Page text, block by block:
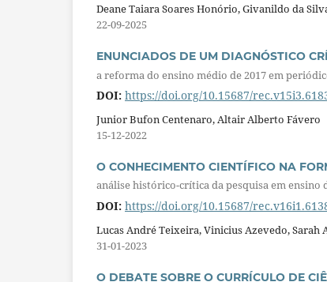
Deane Taiara Soares Honório, Givanildo da
22-09-2025
ENUNCIADOS DE UM DIAGNÓSTICO
a reforma do ensino médio de 2017 em
DOI: https://doi.org/10.15687/
Junior Bufon Centenaro, Altair Alberto Fávero
15-12-2022
O CONHECIMENTO CIENTÍFICO NA
análise histórico-crítica da pesquisa em ensino
DOI: https://doi.org/10.15687/
Lucas André Teixeira, Vinicius Azevedo,
31-01-2023
O DEBATE SOBRE O CURRÍCULO DE